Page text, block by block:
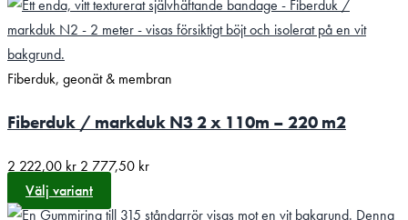
Fiberduk, geonät & membran
Fiberduk / markduk N3 2 x 110m – 220 m2
2 222,00 kr 2 777,50 kr
Välj variant